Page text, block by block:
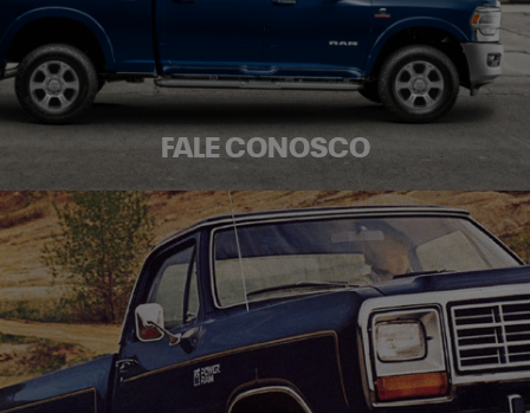
FALE CONOSCO